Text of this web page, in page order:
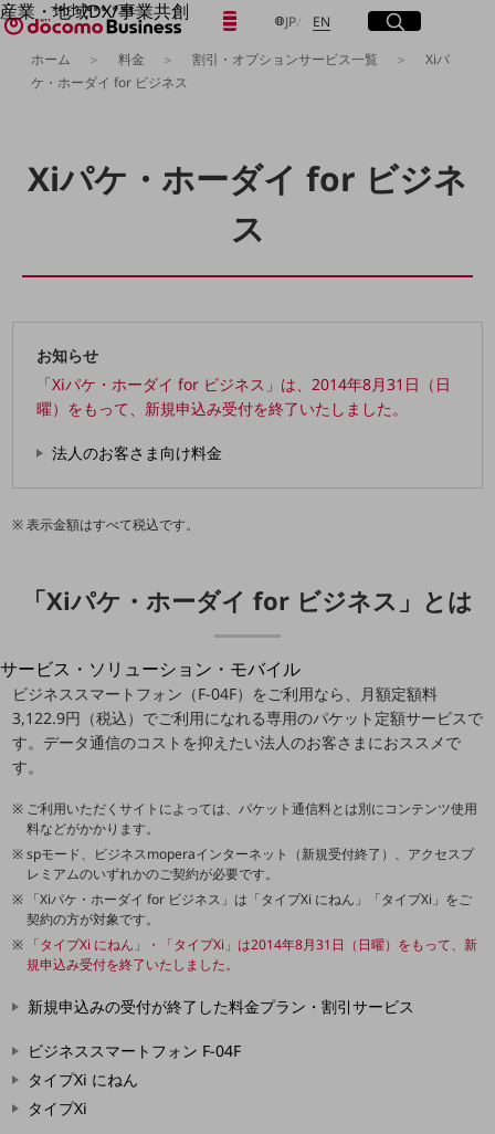
Xiパケ・ホーダイ for ビジネ
ス
産業・地域DX/事業共創
OPEN HUB for Plural Futures
自律・分散・協調型社会の実現を目指し、
「社会可能性」を探究・実装する事業共創エコシステムです。
プレイヤー(カタリスト/パートナー企業)
事例
企業と地域が持続成長する社会を目指します
Smart Education
Smart Industry
Smart Mobility
Smart Worksite
生成AI(Generative AI)
地域の取り組み
自治体・地域社会との共創
別ウィンドウで開きます
サービス・ソリューション・モバイル
サービス・ソリューションTOP
DXに関する課題を解決する
サービス・ソリューションをご紹介
カテゴリーで探す
ネットワーク・モバイル
クラウド・データセンター
電話・映像コミュニケーション
セキュリティ
5G
AI
データ利活用
JP日本語
ENEnglishサイト内検索
開く
メニュー
開く
フリーワードでNTTドコモビジネスの
ホーム 料金 割引・オプションサービス一覧
Xiパ
ケ・ホーダイ for ビジネス
お知らせ
「Xiパケ・ホーダイ for ビジネス」は、2014年8月31日（日
曜）をもって、新規申込み受付を終了いたしました。
法人のお客さま向け料金
表示金額はすべて税込です。
「Xiパケ・ホーダイ for ビジネス」とは
ビジネススマートフォン（F-04F）をご利用なら、月額定額料
3,122.9円（税込）でご利用になれる専用のパケット定額サービスで
す。データ通信のコストを抑えたい法人のお客さまにおススメで
す。
ご利用いただくサイトによっては、パケット通信料とは別にコンテンツ使用
料などがかかります。
spモード、ビジネスmoperaインターネット（新規受付終了）、アクセスプ
レミアムのいずれかのご契約が必要です。
「Xiパケ・ホーダイ for ビジネス」は「タイプXi にねん」「タイプXi」をご
契約の方が対象です。
「タイプXi にねん」・「タイプXi」は2014年8月31日（日曜）をもって、新
規申込み受付を終了いたしました。
新規申込みの受付が終了した料金プラン・割引サービス
ビジネススマートフォン F-04F
タイプXi にねん
タイプXi